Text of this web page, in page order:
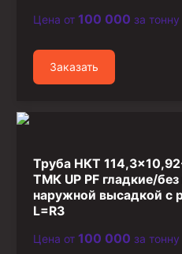
Цена от 100 000 за тонну
Заказать
Труба НКТ
ТМК UP PF гладкие/
наружной высадкой с
L=R3
Цена от 100 000 за тонну